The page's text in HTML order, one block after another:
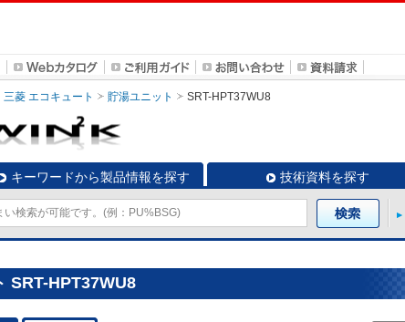
三菱 エコキュート 貯湯ユニット SRT-HPT37WU8
キーワードから製品情報を探す 技術資料を探す
SRT-HPT37WU8